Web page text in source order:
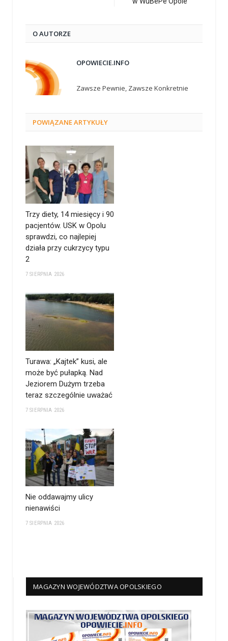
O AUTORZE
OPOWIECIE.INFO
Zawsze Pewnie, Zawsze Konkretnie
POWIĄZANEARTYKUŁY
Trzy diety, 14 miesięcy i 90
pacjentów. USK w Opolu
sprawdzi, co najlepiej
działa przy cukrzycy typu
2
7 SIERPNIA 2026
Turawa: „Kajtek” kusi, ale
może być pułapką. Nad
Jeziorem Dużym trzeba
teraz szczególnie uważać
7 SIERPNIA 2026
Nie oddawajmy ulicy
nienawiści
7 SIERPNIA 2026
MAGAZYN WOJEWÓDZTWA OPOLSKIEGO